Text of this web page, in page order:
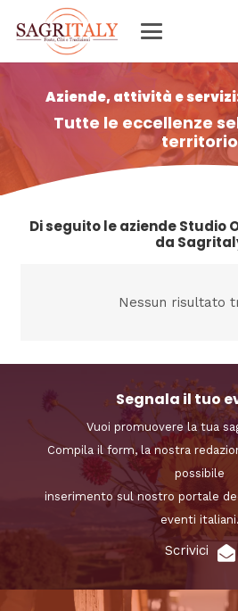
Aziende, attività e
Tutte le eccellenze
territorio
Di seguito le aziende Studio
da
Nessun risultato
Segnala il tuo
Vuoi promuovere la tua
Compila il form, la nostra
possibile
inserimento sul nostro portale
eventi
Scrivici